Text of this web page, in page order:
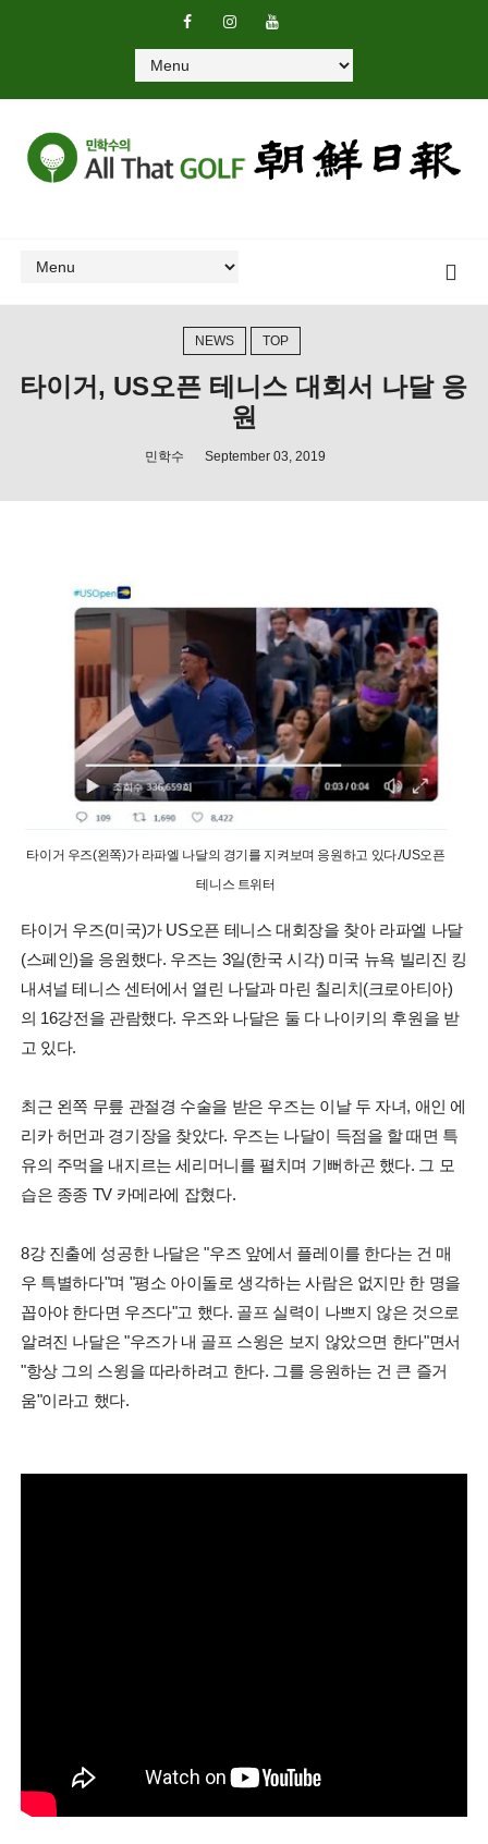
NEWS TOP
타이거, US오픈 테니스 대회서 나달 응
원
민학수 September 03, 2019
타이거 우즈(왼쪽)가 라파엘 나달의 경기를 지켜보며 응원하고 있다./US오픈
테니스 트위터
타이거 우즈(미국)가 US오픈 테니스 대회장을 찾아 라파엘 나달
(스페인)을 응원했다. 우즈는 3일(한국 시각) 미국 뉴욕 빌리진 킹
내셔널 테니스 센터에서 열린 나달과 마린 칠리치(크로아티아)
의 16강전을 관람했다. 우즈와 나달은 둘 다 나이키의 후원을 받
고 있다.
최근 왼쪽 무릎 관절경 수술을 받은 우즈는 이날 두 자녀, 애인 에
리카 허먼과 경기장을 찾았다. 우즈는 나달이 득점을 할 때면 특
유의 주먹을 내지르는 세리머니를 펼치며 기뻐하곤 했다. 그 모
습은 종종 TV 카메라에 잡혔다.
8강 진출에 성공한 나달은 "우즈 앞에서 플레이를 한다는 건 매
우 특별하다"며 "평소 아이돌로 생각하는 사람은 없지만 한 명을
꼽아야 한다면 우즈다"고 했다. 골프 실력이 나쁘지 않은 것으로
알려진 나달은 "우즈가 내 골프 스윙은 보지 않았으면 한다"면서
"항상 그의 스윙을 따라하려고 한다. 그를 응원하는 건 큰 즐거
움"이라고 했다.